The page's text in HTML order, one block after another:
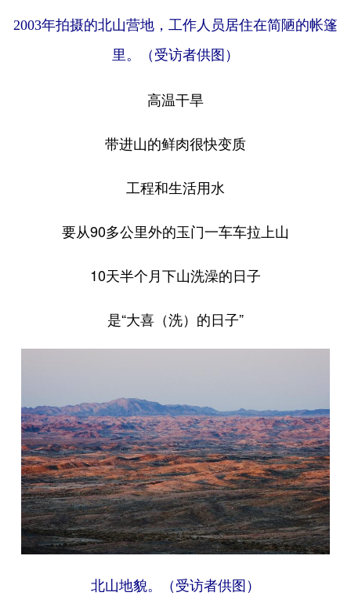
2003年拍摄的北山营地，工作人员居住在简陋的帐篷
里。（受访者供图）
高温干旱
带进山的鲜肉很快变质
工程和生活用水
要从90多公里外的玉门一车车拉上山
10天半个月下山洗澡的日子
是“大喜（洗）的日子”
北山地貌。（受访者供图）